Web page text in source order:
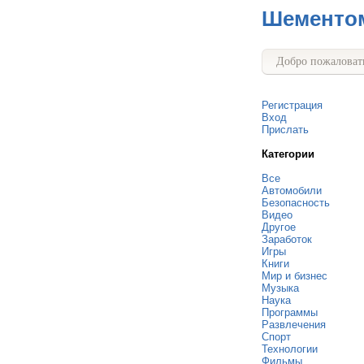
Добро
Регистрация
Вход
Прислать
Категории
Все
Автомобили
Безопасность
Видео
Другое
Заработок
Игры
Книги
Мир и бизнес
Музыка
Наука
Программы
Развлечения
Спорт
Технологии
Фильмы